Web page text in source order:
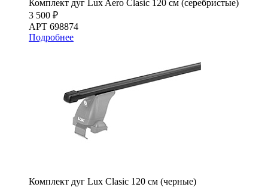
Комплект дуг Lux Aero Clasic 120 см (серебристые)
3 500 ₽
АРТ 698874
Подробнее
Комплект дуг Lux Clasic 120 см (черные)